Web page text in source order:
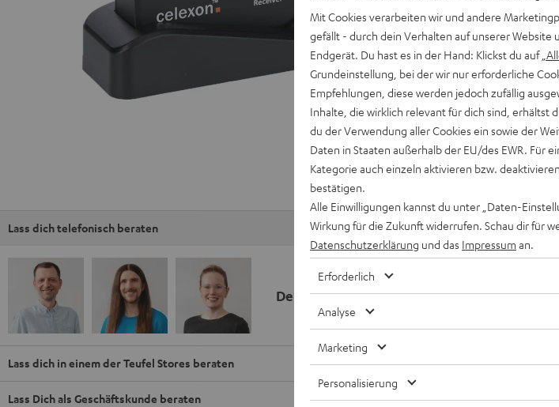
Lass dich telefonisch beraten
Deine Kaufberatung
Keinen
beraten
Lass dich in einem der Teufel Stores beraten
Lass Dich als Geschäftskunde beraten
Mit Cookies verarbeiten wir und andere
gefällt - durch dein Verhalten auf unserer Website
Endgerät. Du hast es in der Hand: Klickst du auf
Grundeinstellung, bei der wir nur erforderliche
Empfehlungen, diese werden jedoch zufällig
Inhalte, die wirklich relevant für dich sind, erhältst
du der Verwendung aller Cookies ein sowie der
Daten in Staaten außerhalb der EU/des EWR. Für
Kategorie auch einzeln aktivieren bzw.
bestätigen.
Alle Einwilligungen kannst du unter „Daten-
Wirkung für die Zukunft widerrufen. Schau dir für
Datenschutzerklärung und das Impressum an.
Erforderlich
Analyse
Marketing
Personalisierung